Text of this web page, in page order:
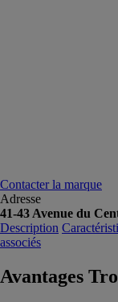
Contacter la marque
Adresse
41-43 Avenue du
Description
associés
Avantages